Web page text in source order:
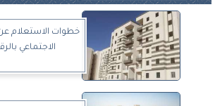
خطوات الاستعلام
الاجتماعي